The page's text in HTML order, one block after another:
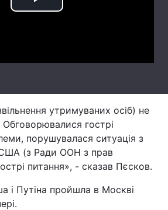
Play
утримуваних осіб) не
гострі
порушувалася ситуація з
(з Ради ООН з прав
питання», - сказав Пєсков.
і Путіна пройшла в Москві